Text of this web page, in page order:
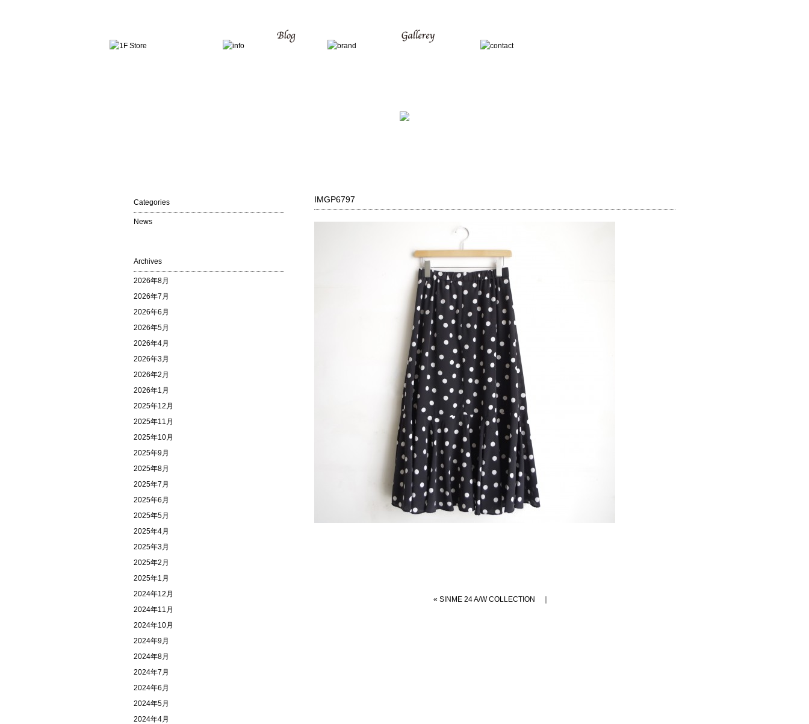
IMGP6797
« SINME 24 A/W COLLECTION
Categories
News
Archives
2026年8月
2026年7月
2026年6月
2026年5月
2026年4月
2026年3月
2026年2月
2026年1月
2025年12月
2025年11月
2025年10月
2025年9月
2025年8月
2025年7月
2025年6月
2025年5月
2025年4月
2025年3月
2025年2月
2025年1月
2024年12月
2024年11月
2024年10月
2024年9月
2024年8月
2024年7月
2024年6月
2024年5月
2024年4月